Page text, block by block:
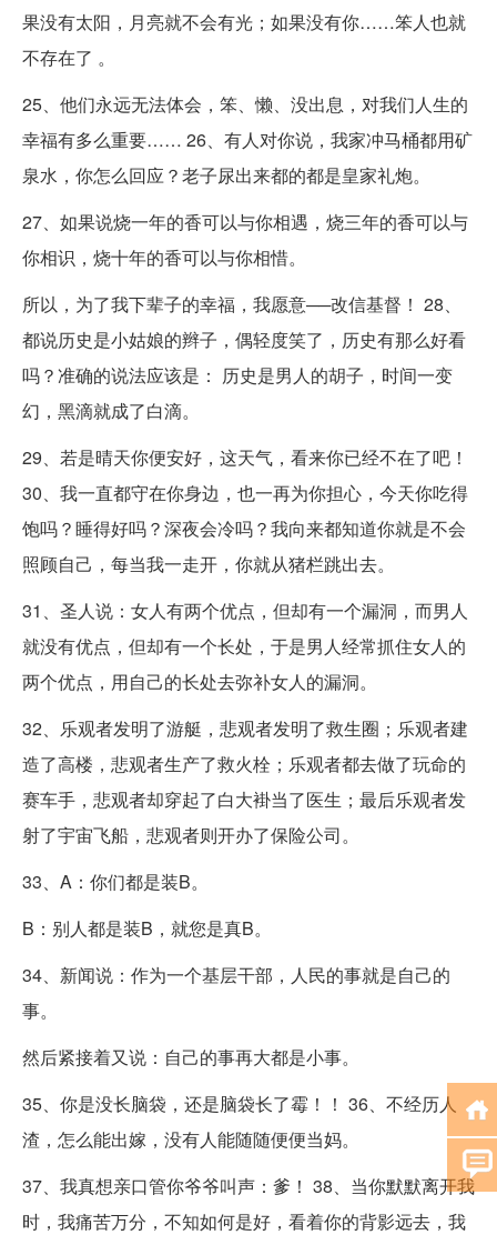
果没有太阳，月亮就不会有光；如果没有你……笨人也就
不存在了 。
25、他们永远无法体会，笨、懒、没出息，对我们人生的
幸福有多么重要…… 26、有人对你说，我家冲马桶都用矿
泉水，你怎么回应？老子尿出来都的都是皇家礼炮。
27、如果说烧一年的香可以与你相遇，烧三年的香可以与
你相识，烧十年的香可以与你相惜。
所以，为了我下辈子的幸福，我愿意──改信基督！ 28、
都说历史是小姑娘的辫子，偶轻度笑了，历史有那么好看
吗？准确的说法应该是： 历史是男人的胡子，时间一变
幻，黑滴就成了白滴。
29、若是晴天你便安好，这天气，看来你已经不在了吧！
30、我一直都守在你身边，也一再为你担心，今天你吃得
饱吗？睡得好吗？深夜会冷吗？我向来都知道你就是不会
照顾自己，每当我一走开，你就从猪栏跳出去。
31、圣人说：女人有两个优点，但却有一个漏洞，而男人
就没有优点，但却有一个长处，于是男人经常抓住女人的
两个优点，用自己的长处去弥补女人的漏洞。
32、乐观者发明了游艇，悲观者发明了救生圈；乐观者建
造了高楼，悲观者生产了救火栓；乐观者都去做了玩命的
赛车手，悲观者却穿起了白大褂当了医生；最后乐观者发
射了宇宙飞船，悲观者则开办了保险公司。
33、A：你们都是装B。
B：别人都是装B，就您是真B。
34、新闻说：作为一个基层干部，人民的事就是自己的
事。
然后紧接着又说：自己的事再大都是小事。
35、你是没长脑袋，还是脑袋长了霉！！ 36、不经历人
渣，怎么能出嫁，没有人能随随便便当妈。
37、我真想亲口管你爷爷叫声：爹！ 38、当你默默离开我
时，我痛苦万分，不知如何是好，看着你的背影远去，我